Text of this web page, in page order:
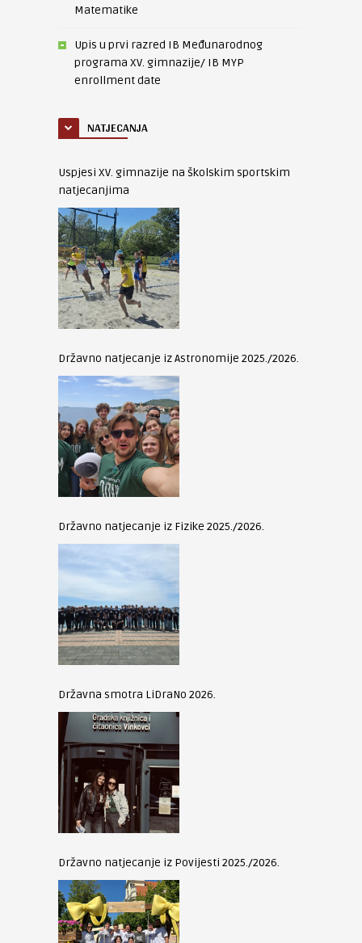
Matematike
Upis u prvi razred IB Međunarodnog
programa XV. gimnazije/ IB MYP
enrollment date
NATJECANJA
Uspjesi XV. gimnazije na školskim sportskim
natjecanjima
Državno natjecanje iz Astronomije 2025./2026.
Državno natjecanje iz Fizike 2025./2026.
Državna smotra LiDraNo 2026.
Državno natjecanje iz Povijesti 2025./2026.